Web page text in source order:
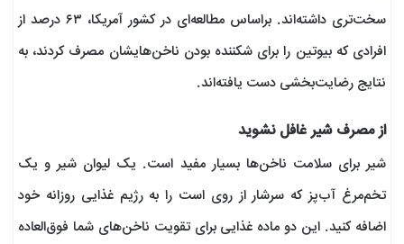
سخت‌تری داشته‌اند. براساس مطالعه‌ای در کشور آمریکا، ۶۳ درصد از
افرادی که بیوتین را برای شکننده بودن ناخن‌هایشان مصرف کردند، به
نتایج رضایت‌بخشی دست یافته‌اند.
از مصرف شیر غافل نشوید
شیر برای سلامت ناخن‌‌ها بسیار مفید است. یک لیوان شیر و یک
تخم‌مرغ آب‌پز که سرشار از روی است را به رژیم غذایی روزانه خود
اضافه کنید. این دو ماده غذایی برای تقویت ناخن‌های شما فوق‌العاده